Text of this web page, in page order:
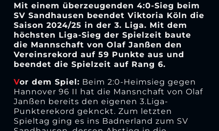
Mit einem überzeugenden 4:0-Sieg beim
SV Sandhausen beendet Viktoria Köln die
Saison 2024/25 in der 3. Liga. Mit dem
höchsten Liga-Sieg der Spielzeit baute
die Mannschaft von Olaf Janßen den
Vereinsrekord auf 59 Punkte aus und
beendet die Spielzeit auf Rang 6.
Vor dem Spiel: Beim 2:0-Heimsieg gegen
Hannover 96 II hat die Mansnchaft von Olaf
Janßen bereits den eigenen 3.Liga-
Punkterekord geknckt. Zum letzten
Spieltag ging es ins Badnerland zum SV